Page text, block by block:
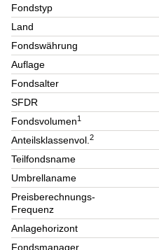
Fondstyp
Land
Fondswährung
Auflage
Fondsalter
SFDR
Fondsvolumen1
Anteilsklassenvol.2
Teilfondsname
Umbrellaname
Preisberechnungs-
Frequenz
Anlagehorizont
Fondsmanager